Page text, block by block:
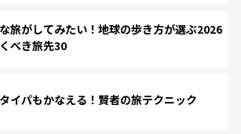
旅がしてみたい！地球の歩き方が選ぶ2026
べき旅先30
イパもかなえる！賢者の旅テクニック